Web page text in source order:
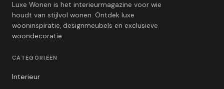
Luxe Wonen is het interieurmagazine voor wie
houdt van stijlvol wonen. Ontdek luxe
wooninspiratie, designmeubels en exclusieve
woondecoratie.
CATEGORIEËN
Interieur